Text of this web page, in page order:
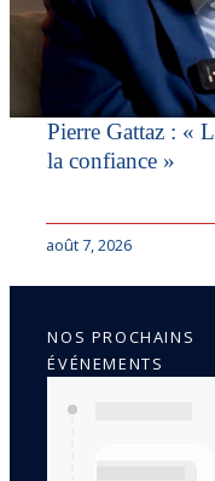
Pierre Gattaz : «
la confiance »
août 7, 2026
NOS PROCHAINS
ÉVÉNEMENTS